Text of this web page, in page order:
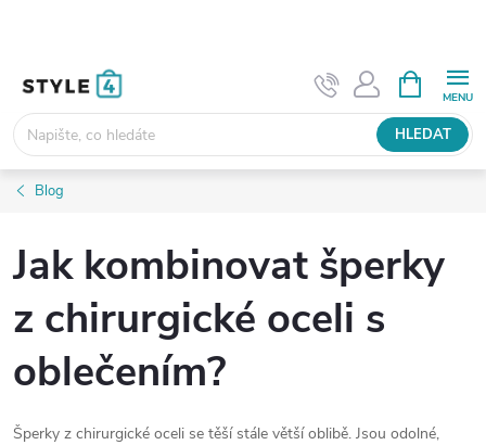
HLEDAT
NÁKUPNÍ
KOŠÍK
Blog
Jak kombinovat šperky
z chirurgické oceli s
oblečením?
Šperky z chirurgické oceli se těší stále větší oblibě. Jsou odolné,